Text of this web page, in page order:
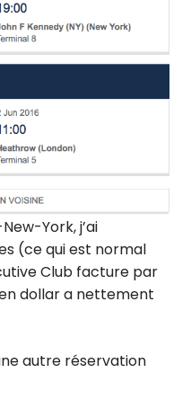
York, j’ai
(ce qui est normal
Club facture par
dollar a nettement
autre réservation